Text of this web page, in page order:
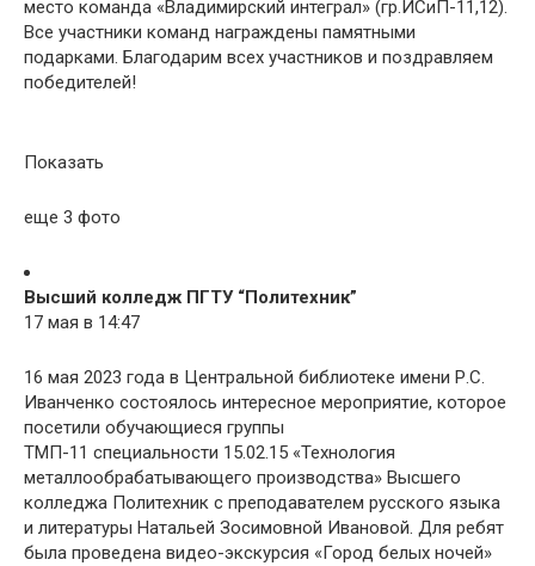
место команда «Владимирский интеграл» (гр.ИСиП-11,12).
Все участники команд награждены памятными
подарками. Благодарим всех участников и поздравляем
победителей!
Показать
еще 3 фото
Высший колледж ПГТУ “Политехник”
17 мая в 14:47
16 мая 2023 года в Центральной библиотеке имени Р.С.
Иванченко состоялось интересное мероприятие, которое
посетили обучающиеся группы
ТМП-11 специальности 15.02.15 «Технология
металлообрабатывающего производства» Высшего
колледжа Политехник с преподавателем русского языка
и литературы Натальей Зосимовной Ивановой. Для ребят
была проведена видео-экскурсия «Город белых ночей»